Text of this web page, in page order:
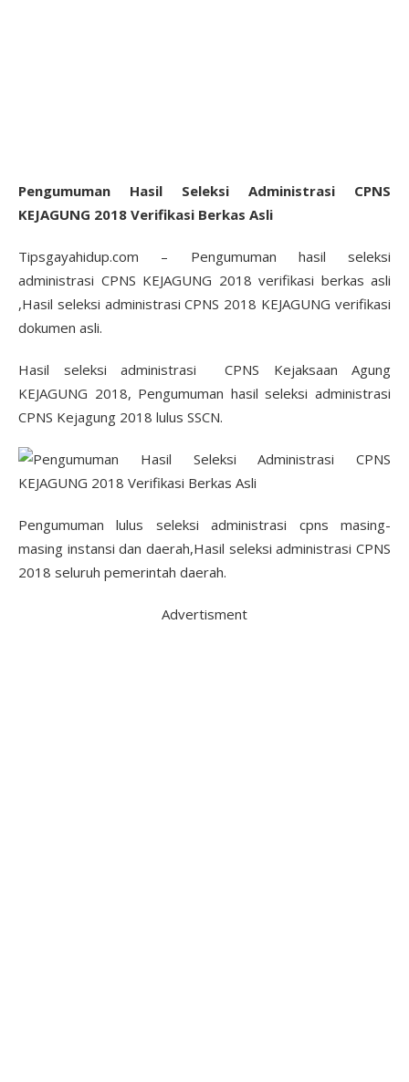
Pengumuman Hasil Seleksi Administrasi CPNS
KEJAGUNG 2018 Verifikasi Berkas Asli
Tipsgayahidup.com – Pengumuman hasil seleksi
administrasi CPNS KEJAGUNG 2018 verifikasi berkas asli
,Hasil seleksi administrasi CPNS 2018 KEJAGUNG verifikasi
dokumen asli.
Hasil seleksi administrasi CPNS Kejaksaan Agung
KEJAGUNG 2018, Pengumuman hasil seleksi administrasi
CPNS Kejagung 2018 lulus SSCN.
Pengumuman lulus seleksi administrasi cpns masing-
masing instansi dan daerah,Hasil seleksi administrasi CPNS
2018 seluruh pemerintah daerah.
Advertisment